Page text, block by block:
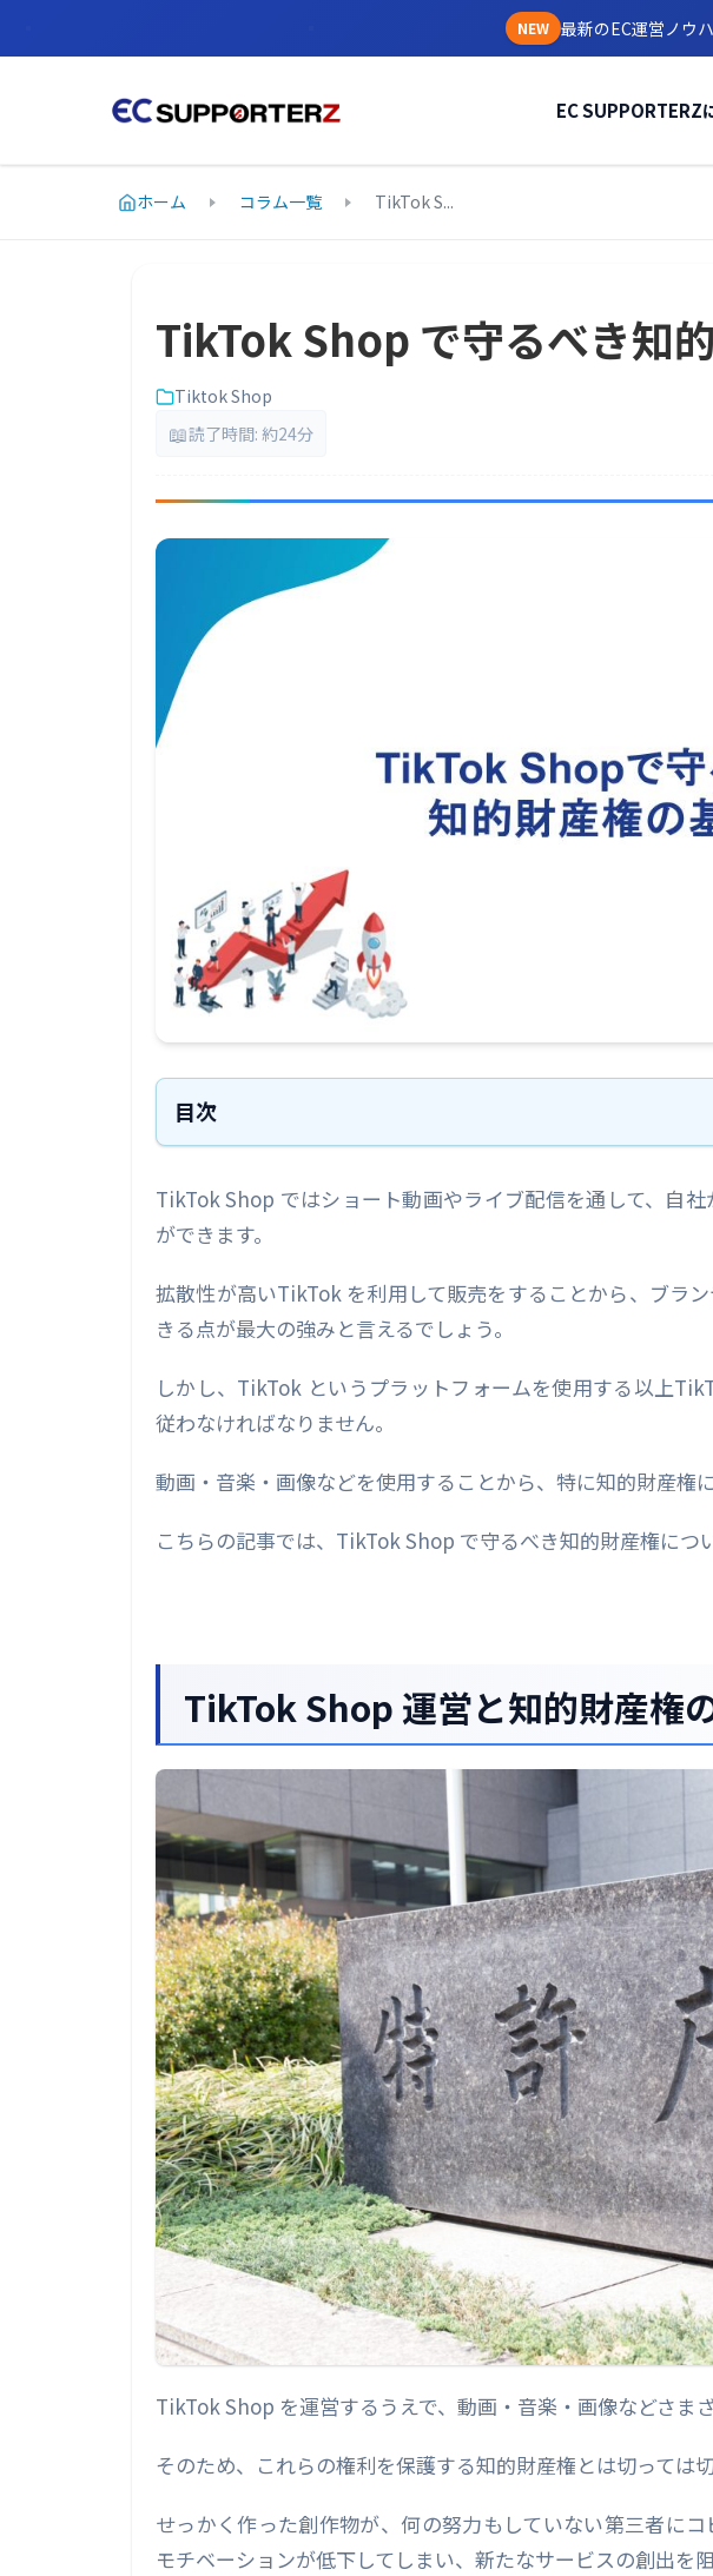
NEW 最新のEC運営ノウ
EC SUPPORTERZ
ホーム コラム一覧 TikTok S...
TikTok Shop で守るべき知
Tiktok Shop
📖読了時間: 約24分
目次
知的財産権とは？
知的財産権の保護の重要性
弁理士や専門家の活用方法
TikTok Shop での知的財産活用と注意点
ブランドコンテンツと権利
禁止・注意製品とガイドライン
透明性と関係開示
知的財産を活かしたTikTok Shop 戦略
違反時の対応とペナルティ
おわりに
TikTok Shop ではショート動画やライブ配信を通して、自
ができます。
拡散性が高いTikTok を利用して販売をすることから、ブラ
きる点が最大の強みと言えるでしょう。
しかし、TikTok というプラットフォームを使用する以上
従わなければなりません。
動画・音楽・画像などを使用することから、特に知的財産権
こちらの記事では、TikTok Shop で守るべき知的財産権につ
TikTok Shop 運営と知的財産権
TikTok Shop を運営するうえで、動画・音楽・画像などさま
そのため、これらの権利を保護する知的財産権とは切っては
せっかく作った創作物が、何の努力もしていない第三者に
モチベーションが低下してしまい、新たなサービスの創出を